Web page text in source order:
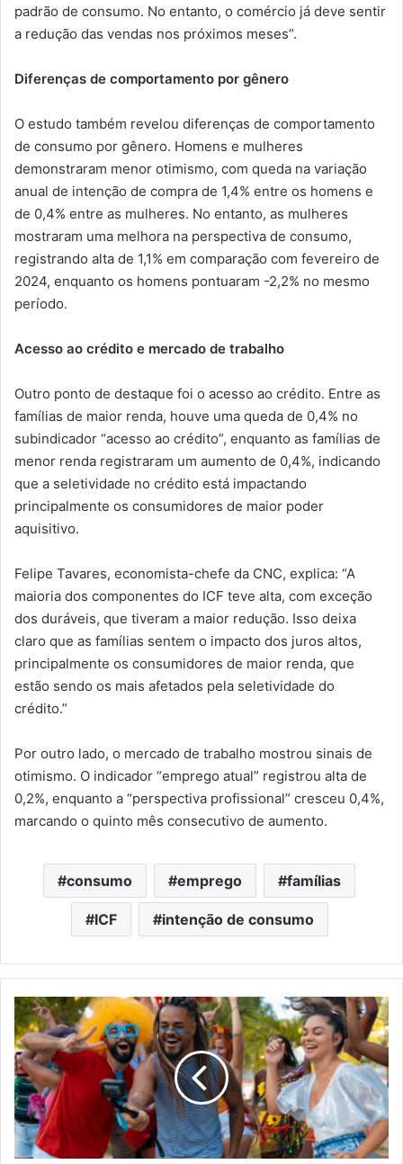
padrão de consumo. No entanto, o comércio já deve sentir
a redução das vendas nos próximos meses”.
Diferenças de comportamento por gênero
O estudo também revelou diferenças de comportamento
de consumo por gênero. Homens e mulheres
demonstraram menor otimismo, com queda na variação
anual de intenção de compra de 1,4% entre os homens e
de 0,4% entre as mulheres. No entanto, as mulheres
mostraram uma melhora na perspectiva de consumo,
registrando alta de 1,1% em comparação com fevereiro de
2024, enquanto os homens pontuaram -2,2% no mesmo
período.
Acesso ao crédito e mercado de trabalho
Outro ponto de destaque foi o acesso ao crédito. Entre as
famílias de maior renda, houve uma queda de 0,4% no
subindicador “acesso ao crédito”, enquanto as famílias de
menor renda registraram um aumento de 0,4%, indicando
que a seletividade no crédito está impactando
principalmente os consumidores de maior poder
aquisitivo.
Felipe Tavares, economista-chefe da CNC, explica: “A
maioria dos componentes do ICF teve alta, com exceção
dos duráveis, que tiveram a maior redução. Isso deixa
claro que as famílias sentem o impacto dos juros altos,
principalmente os consumidores de maior renda, que
estão sendo os mais afetados pela seletividade do
crédito.”
Por outro lado, o mercado de trabalho mostrou sinais de
otimismo. O indicador “emprego atual” registrou alta de
0,2%, enquanto a “perspectiva profissional” cresceu 0,4%,
marcando o quinto mês consecutivo de aumento.
consumo emprego famílias
ICF intenção de consumo
Carnaval
2025:
como
bares
e
restaurantes
podem
aproveitar
a